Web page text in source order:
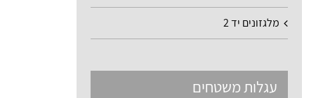
מלגזונים יד 2
עגלות משטחים